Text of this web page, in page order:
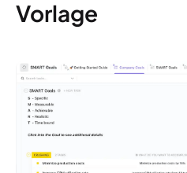
Vorlage